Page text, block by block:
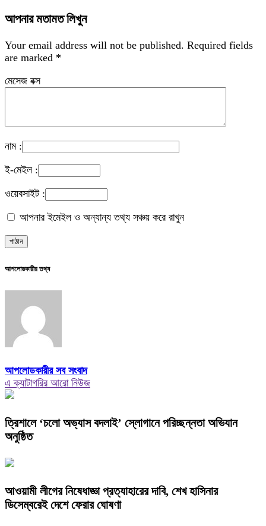
আপনার মতামত লিখুন
Your email address will not be published. Required fields
are marked *
মেসেজ বক্স
নাম :
ই-মেইল :
ওয়েবসাইট :
আপনার ইমেইল ও অন্যান্য তথ্য সঞ্চয় করে রাখুন
আপলোডকারীর তথ্য
আপলোডকারীর সব সংবাদ
এ ক্যাটাগরির আরো নিউজ
‎ত্রিশালে ‘চলো অভ্যাস বদলাই’ স্লোগানে পরিচ্ছন্নতা অভিযান
অনুষ্ঠিত
আওয়ামী লীগের নিষেধাজ্ঞা প্রত্যাহারের দাবি, শেখ হাসিনার
ডিসেম্বরেই দেশে ফেরার ঘোষণা